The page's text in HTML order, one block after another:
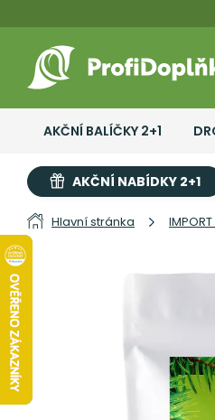
AKČNÍ BALÍČKY 2+1
AKČNÍ NABÍDKY 2+1
Hlavní stránka